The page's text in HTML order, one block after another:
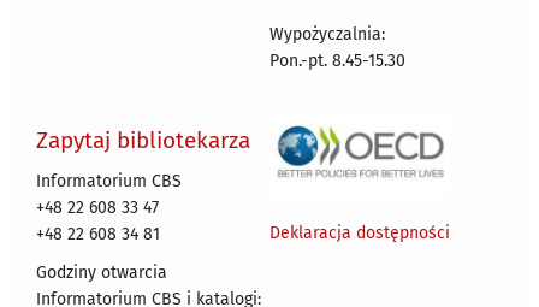
Wypożyczalnia:
Pon.-pt. 8.45-15.30
Zapytaj bibliotekarza
Informatorium CBS
+48 22 608 33 47
+48 22 608 34 81
Godziny otwarcia
Informatorium CBS i katalogi:
Deklaracja dostępności